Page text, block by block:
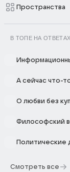
Пространства
В ТОПЕ НА ОТВЕТАХ
А сейчас что-
О любви без
Философский
Политические
Смотреть все